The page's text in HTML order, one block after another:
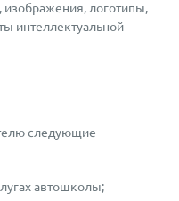
изображения, логотипы,
интеллектуальной
следующие
автошколы;